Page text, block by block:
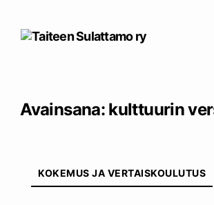
Avainsana: kulttuurin
KOKEMUS JA VERTAISKOULUTUS